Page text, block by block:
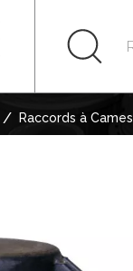
/ Raccords à Cames